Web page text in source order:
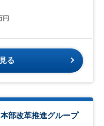
円
る
部改革推進グループ